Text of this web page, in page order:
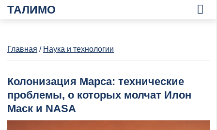
ТАЛИМО
Главная / Наука и технологии
Колонизация Марса: технические
проблемы, о которых молчат Илон
Маск и NASA